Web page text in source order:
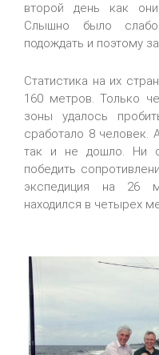
второй день как
Слышно было
подождать и поэтому
Статистика на их
160 метров. Только
зоны удалось
сработало 8 человек.
так и не дошло. Ни
победить
экспедиция на 26
находился в четырех